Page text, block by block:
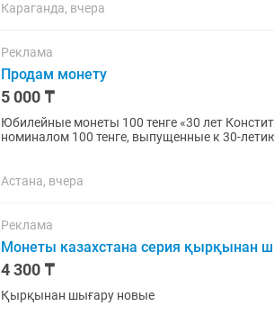
Караганда, вчера
Реклама
Продам монету
5 000 ₸
Юбилейные монеты 100 тенге «30 лет Конституции Казахстана»
номиналом 100 тенге, выпущенные к 30-
Астана, вчера
Реклама
Монеты казахстана серия қырқынан
4 300 ₸
Қырқынан шығару новые